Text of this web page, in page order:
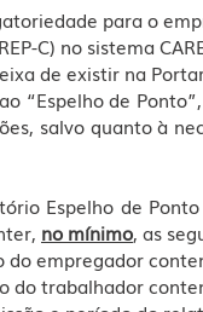
para o
C) no sistema
de existir na
“Espelho de
salvo quanto à
Espelho de
no mínimo, as
empregador
do trabalhador